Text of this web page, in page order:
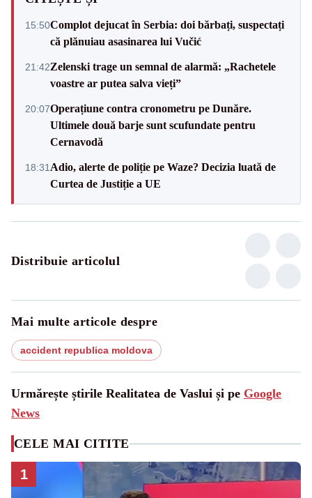
15:50Complot dejucat în Serbia: doi bărbați, suspectați
că plănuiau asasinarea lui Vučić
21:42Zelenski trage un semnal de alarmă: „Rachetele
voastre ar putea salva vieți”
20:07Operațiune contra cronometru pe Dunăre.
Ultimele două barje sunt scufundate pentru
Cernavodă
18:31 Adio, alerte de poliție pe Waze? Decizia luată de
Curtea de Justiție a UE
Distribuie articolul
Mai multe articole despre
accident republica moldova
Urmărește știrile Realitatea de Vaslui și pe Google
News
CELE MAI CITITE
1